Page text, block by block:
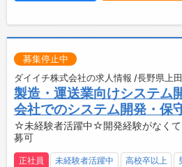
募集停止中
ダイイチ株式会社の求人情報 /長野県上
製造・運送業向けシステム
会社でのシステム開発・保
☆未経験者活躍中☆開発経験がなく
募可
正社員 未経験者活躍中 高校卒以上